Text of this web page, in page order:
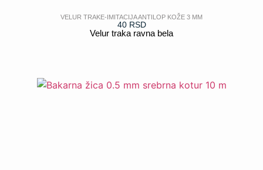
VELUR TRAKE-IMITACIJA ANTILOP KOŽE 3 MM
40 RSD
Velur traka ravna bela